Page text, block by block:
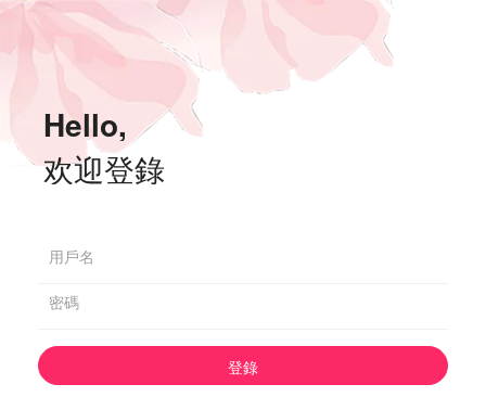
Hello,
欢迎登錄
用戶名
密碼
登錄